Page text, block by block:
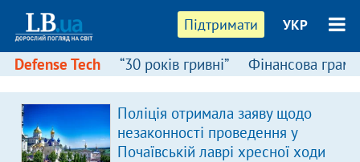
Підтримати УКР
Defense Tech “30 років гривні” Фінансова
Поліція отримала заяву щодо
незаконності проведення у
Почаївській лаврі хресної ходи